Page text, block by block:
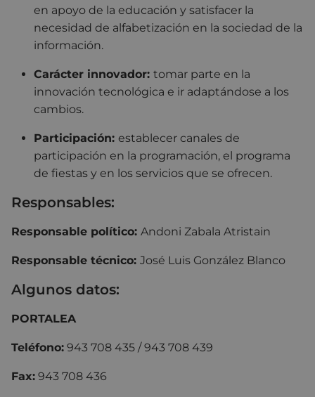
en apoyo de la educación y satisfacer la
necesidad de alfabetización en la sociedad de la
información.
Carácter innovador: tomar parte en la
innovación tecnológica e ir adaptándose a los
cambios.
Participación: establecer canales de
participación en la programación, el programa
de fiestas y en los servicios que se ofrecen.
Responsables:
Responsable político: Andoni Zabala Atristain
Responsable técnico: José Luis González Blanco
Algunos datos:
PORTALEA
Teléfono: 943 708 435 / 943 708 439
Fax: 943 708 436